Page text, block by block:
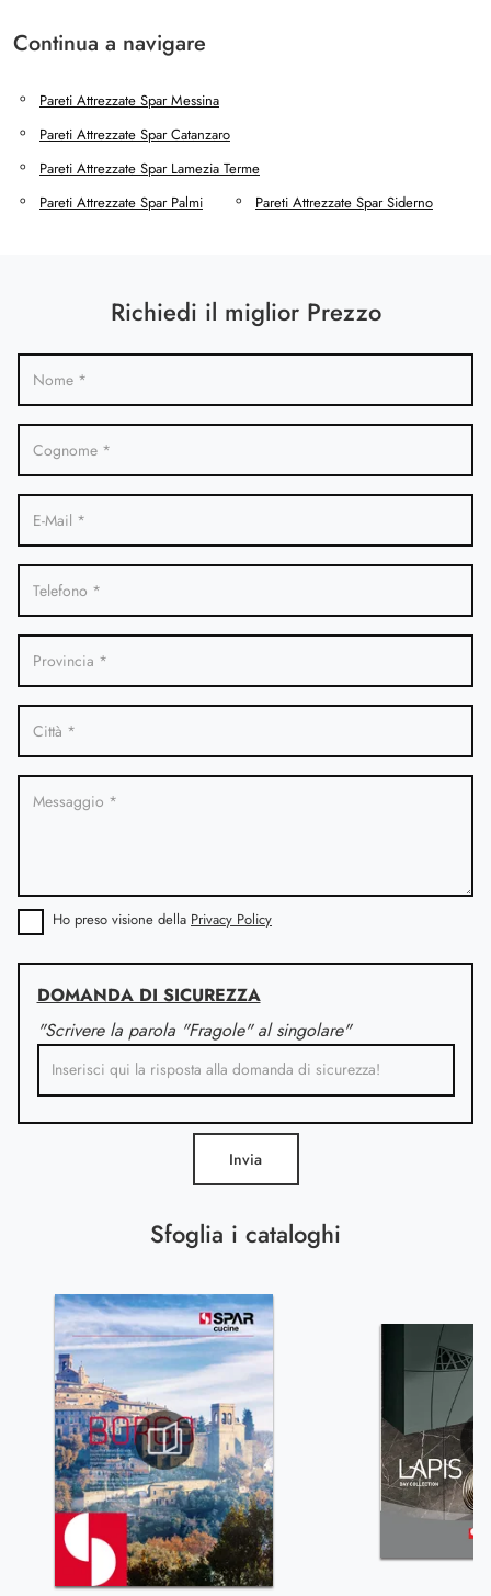
Continua a navigare
Pareti Attrezzate Spar Messina
Pareti Attrezzate Spar Catanzaro
Pareti Attrezzate Spar Lamezia Terme
Pareti Attrezzate Spar Palmi
Pareti Attrezzate Spar Siderno
Sfoglia i cataloghi
Richiedi il miglior Prezzo
Ho preso visione della Privacy Policy
DOMANDA DI SICUREZZA
"Scrivere la parola "Fragole" al singolare"
Invia